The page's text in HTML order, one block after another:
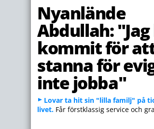
Nyanlände
Abdullah:
kommit för
stanna för
inte jobba"
Lovar ta hit sin "lilla familj" på
livet. Får förstklassig service och